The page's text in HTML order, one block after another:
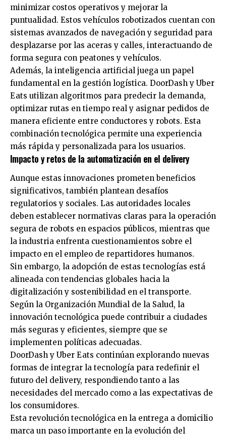
minimizar costos operativos y mejorar la
puntualidad. Estos vehículos robotizados cuentan con
sistemas avanzados de navegación y seguridad para
desplazarse por las aceras y calles, interactuando de
forma segura con peatones y vehículos.
Además, la inteligencia artificial juega un papel
fundamental en la gestión logística. DoorDash y Uber
Eats utilizan algoritmos para predecir la demanda,
optimizar rutas en tiempo real y asignar pedidos de
manera eficiente entre conductores y robots. Esta
combinación tecnológica permite una experiencia
más rápida y personalizada para los usuarios.
Impacto y retos de la automatización en el delivery
Aunque estas innovaciones prometen beneficios
significativos, también plantean desafíos
regulatorios y sociales. Las autoridades locales
deben establecer normativas claras para la operación
segura de robots en espacios públicos, mientras que
la industria enfrenta cuestionamientos sobre el
impacto en el empleo de repartidores humanos.
Sin embargo, la adopción de estas tecnologías está
alineada con tendencias globales hacia la
digitalización y sostenibilidad en el transporte.
Según la Organización Mundial de la Salud, la
innovación tecnológica puede contribuir a ciudades
más seguras y eficientes, siempre que se
implementen políticas adecuadas.
DoorDash y Uber Eats continúan explorando nuevas
formas de integrar la tecnología para redefinir el
futuro del delivery, respondiendo tanto a las
necesidades del mercado como a las expectativas de
los consumidores.
Esta revolución tecnológica en la entrega a domicilio
marca un paso importante en la evolución del